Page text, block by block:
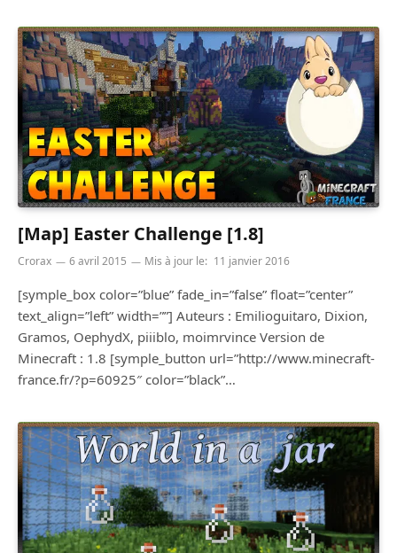
[Map] Easter Challenge [1.8]
Crorax 6 avril 2015 Mis à jour le: 11 janvier 2016
[symple_box color=”blue” fade_in=”false” float=”center”
text_align=”left” width=””] Auteurs : Emilioguitaro, Dixion,
Gramos, OephydX, piiiblo, moimrvince Version de
Minecraft : 1.8 [symple_button url=”http://www.minecraft-
france.fr/?p=60925″ color=”black”…